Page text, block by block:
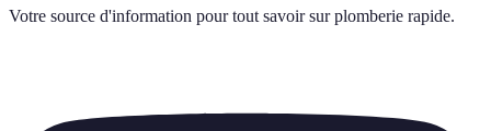
Votre source d'information pour tout savoir sur plomberie rapide.